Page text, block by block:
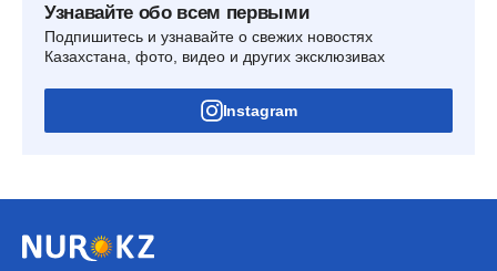
Узнавайте обо всем первыми
Подпишитесь и узнавайте о свежих новостях
Казахстана, фото, видео и других эксклюзивах
Instagram